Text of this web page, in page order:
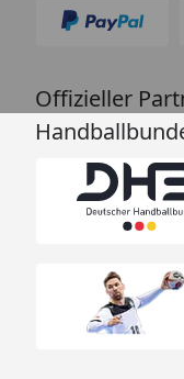
Offizieller